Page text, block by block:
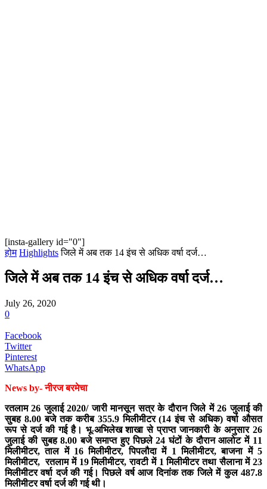
[insta-gallery id="0"]
होम Highlights जिले में अब तक 14 इंच से अधिक वर्षा दर्ज…
जिले में अब तक 14 इंच से अधिक वर्षा दर्ज…
July 26, 2020
0
Facebook
Twitter
Pinterest
WhatsApp
News by- नीरज बरमेचा
रतलाम 26 जुलाई 2020/ जारी मानसून सत्र के दौरान जिले में 26 जुलाई की
सुबह 8.00 बजे तक करीब 355.9 मिलीमीटर (14 इंच से अधिक) वर्षा औसत
रूप से दर्ज की गई है। भू-अभिलेख शाखा से प्राप्त जानकारी के अनुसार 26
जुलाई की सुबह 8.00 बजे समाप्त हुए पिछले 24 घंटों के दौरान आलोट में 11
मिलीमीटर, ताल में 16 मिलीमीटर, पिपलौदा में 1 मिलीमीटर, बाजना में 5
मिलीमीटर, रतलाम में 19 मिलीमीटर, रावटी में 1 मिलीमीटर तथा सैलाना में 23
मिलीमीटर वर्षा दर्ज की गई। पिछले वर्ष आज दिनांक तक जिले में कुल 487.8
मिलीमीटर वर्षा दर्ज की गई थी।